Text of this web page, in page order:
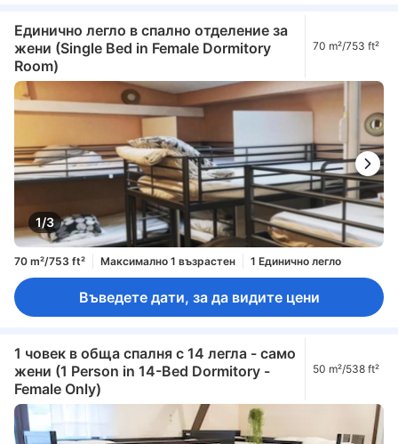
Единично легло в спално отделение за
жени (Single Bed in Female Dormitory
Room)
70 m²/753 ft²
1/3
70 m²/753 ft² Максимално 1 възрастен 1 Единично легло
Въведете дати, за да видите цени
1 човек в обща спалня с 14 легла - само
жени (1 Person in 14-Bed Dormitory -
Female Only)
50 m²/538 ft²